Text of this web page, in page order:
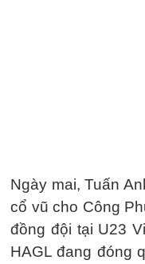
Ngày mai, Tuấn
cổ vũ cho Công
đồng đội tại U23
HAGL đang đóng